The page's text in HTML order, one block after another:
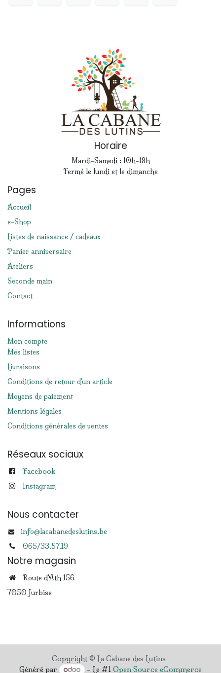
Horaire
Mardi-Samedi : 10h-18h
Fermé le lundi et le dimanche
Pages
Accueil
e-Shop
Listes de naissance / cadeaux
Panier anniversaire
Ateliers
Seconde main
Contact
Informations
Mon compte
Mes listes
Livraisons
Conditions de retour d'un article
Moyens de paiement
Mentions légales
Conditions générales de ventes
Réseaux sociaux
Facebook
Instagram
Nous contacter
info@lacabanedeslutins.be
065/33.57.19
Notre magasin
Route d'Ath 156
7050 Jurbise
Copyright © La Cabane des Lutins
Généré par
- Le #1 Open Source eCommerce